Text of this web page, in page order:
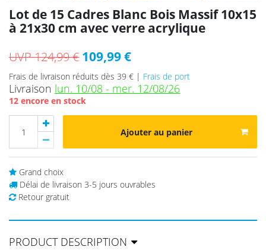
Lot de 15 Cadres Blanc Bois Massif 10x15
à 21x30 cm avec verre acrylique
UVP 124,99 € 109,99 €
Frais de livraison réduits dès 39 € | Frais de port
Livraison lun. 10/08 - mer. 12/08/26
12 encore en stock
Ajouter au panier
Grand choix
Délai de livraison 3-5 jours ouvrables
Retour gratuit
PRODUCT DESCRIPTION